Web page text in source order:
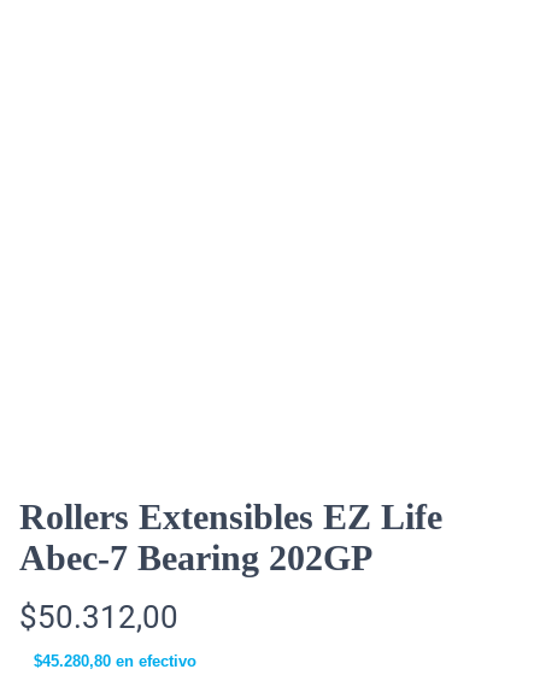
Rollers Extensibles EZ Life
Abec-7 Bearing 202GP
$50.312,00
$45.280,80 en efectivo